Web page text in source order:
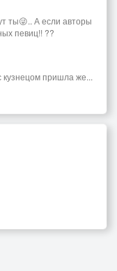
ты😜.. А если авторы
певиц!! ??
пришла же...